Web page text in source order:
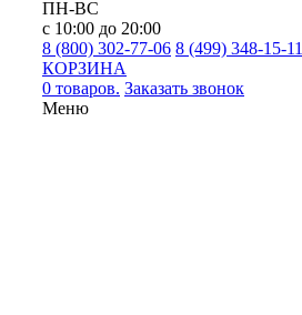
ПН-ВС
с 10:00 до 20:00
8 (800) 302-77-06 8 (499) 348-15-11
КОРЗИНА
0 товаров. Заказать звонок
Меню